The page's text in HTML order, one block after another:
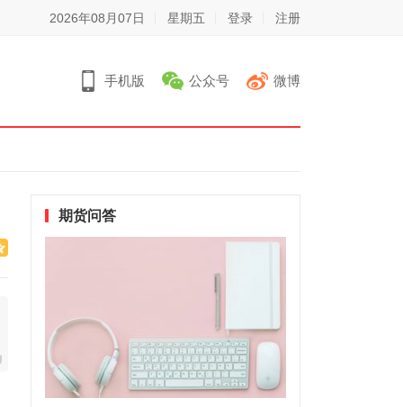
2026年08月07日 星期五 登录 注册
手机版 公众号 微博
期货问答